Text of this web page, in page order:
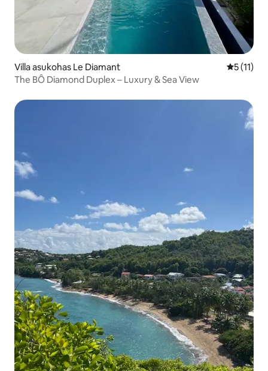
Villa asukohas Le Diamant
5 (11)
The BÔ Diamond Duplex – Luxury & Sea View